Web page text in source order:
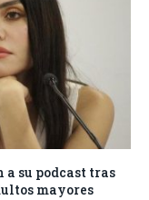
su podcast tras
mayores